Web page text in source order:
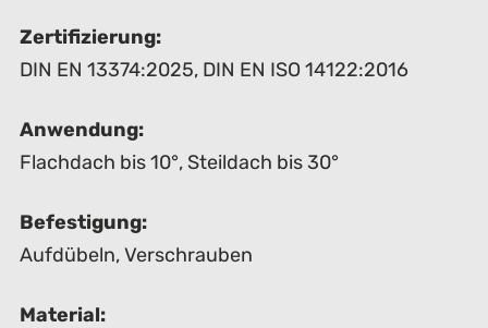
Zertifizierung:
DIN EN 13374:2025, DIN EN ISO 14122:2016
Anwendung:
Flachdach bis 10°, Steildach bis 30°
Befestigung:
Aufdübeln,Verschrauben
Material: